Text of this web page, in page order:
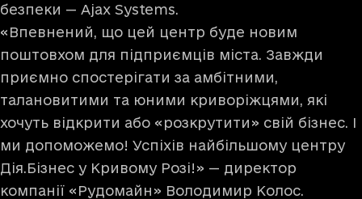
безпеки — Ajax Systems.
«Впевнений, що цей центр буде новим
поштовхом для підприємців міста. Завжди
приємно спостерігати за амбітними,
талановитими та юними криворіжцями, які
хочуть відкрити або «розкрутити» свій бізнес. І
ми допоможемо! Успіхів найбільшому центру
Дія.Бізнес у Кривому Розі!» — директор
компанії «Рудомайн» Володимир Колос.